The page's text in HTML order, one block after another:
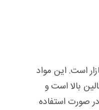
است. این مواد
بالا است و
صورت استفاده